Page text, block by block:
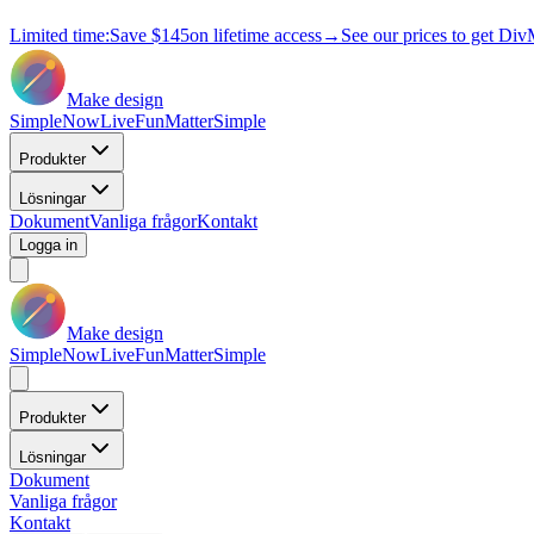
Limited time:Save $145on lifetime access→ See our prices to get
Make design
SimpleNowLiveFunMatterSimple
Produkter
Lösningar
DokumentVanliga frågorKontakt
Logga in
Make design
SimpleNowLiveFunMatterSimple
Produkter
Lösningar
Dokument
Vanliga frågor
Kontakt